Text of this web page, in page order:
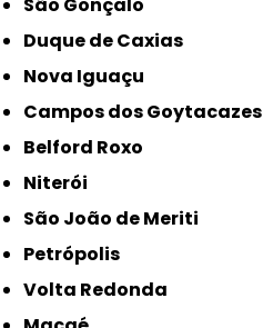
São Gonçalo
Duque de Caxias
Nova Iguaçu
Campos dos Goytacazes
Belford Roxo
Niterói
São João de Meriti
Petrópolis
Volta Redonda